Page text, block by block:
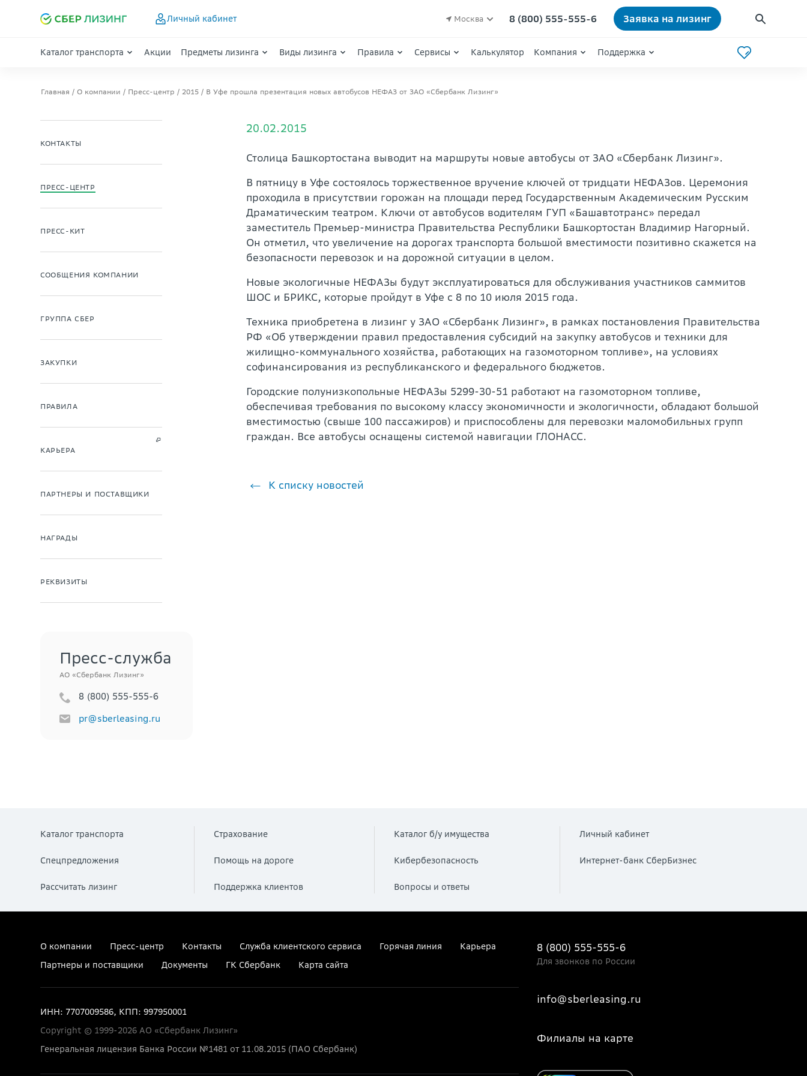
Личный кабинет Москва 8 (800) 555-555-6 Заявка на лизинг
Каталог транспорта Акции Предметы лизинга Виды лизинга Правила Сервисы Калькулятор Компания Поддержка
Главная О компании Пресс-центр 2015 В Уфе прошла презентация новых автобусов НЕФАЗ от ЗАО «Сбербанк Лизинг»
КОНТАКТЫ
ПРЕСС-ЦЕНТР
ПРЕСС-КИТ
СООБЩЕНИЯ КОМПАНИИ
ГРУППА СБЕР
ЗАКУПКИ
ПРАВИЛА
КАРЬЕРА
ПАРТНЕРЫ И ПОСТАВЩИКИ
НАГРАДЫ
РЕКВИЗИТЫ
Пресс-служба
АО «Сбербанк Лизинг»
8 (800) 555-555-6
pr@sberleasing.ru
20.02.2015
Столица Башкортостана выводит на маршруты новые автобусы от ЗАО «Сбербанк Лизинг».
В пятницу в Уфе состоялось торжественное вручение ключей от тридцати НЕФАЗов. Церемония
проходила в присутствии горожан на площади перед Государственным Академическим Русским
Драматическим театром. Ключи от автобусов водителям ГУП «Башавтотранс» передал
заместитель Премьер-министра Правительства Республики Башкортостан Владимир Нагорный.
Он отметил, что увеличение на дорогах транспорта большой вместимости позитивно скажется на
безопасности перевозок и на дорожной ситуации в целом.
Новые экологичные НЕФАЗы будут эксплуатироваться для обслуживания участников саммитов
ШОС и БРИКС, которые пройдут в Уфе с 8 по 10 июля 2015 года.
Техника приобретена в лизинг у ЗАО «Сбербанк Лизинг», в рамках постановления Правительства
РФ «Об утверждении правил предоставления субсидий на закупку автобусов и техники для
жилищно-коммунального хозяйства, работающих на газомоторном топливе», на условиях
софинансирования из республиканского и федерального бюджетов.
Городские полунизкопольные НЕФАЗы 5299-30-51 работают на газомоторном топливе,
обеспечивая требования по высокому классу экономичности и экологичности, обладают большой
вместимостью (свыше 100 пассажиров) и приспособлены для перевозки маломобильных групп
граждан. Все автобусы оснащены системой навигации ГЛОНАСС.
К списку новостей
Каталог транспорта
Спецпредложения
Рассчитать лизинг
Страхование
Помощь на дороге
Поддержка клиентов
Каталог б/у имущества
Кибербезопасность
Вопросы и ответы
Личный кабинет
Интернет-банк СберБизнес
О компании Пресс-центр Контакты Служба клиентского сервиса Горячая линия
Карьера
Партнеры и поставщики
Документы ГК Сбербанк Карта сайта
ИНН: 7707009586, КПП: 997950001
Copyright © 1999-2026 АО «Сбербанк Лизинг»
Генеральная лицензия Банка России №1481 от 11.08.2015 (ПАО Сбербанк)
8 (800) 555-555-6
Для звонков по России
info@sberleasing.ru
Филиалы на карте